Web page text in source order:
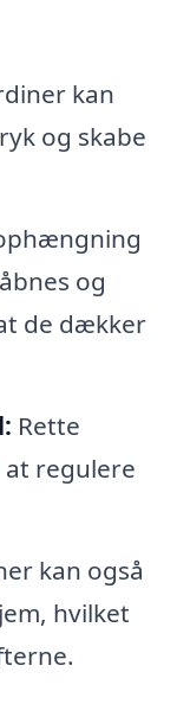
kan
og skabe
og
de dækker
Rette
regulere
kan også
hvilket